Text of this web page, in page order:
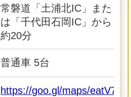
常磐道「土浦北IC」また
は「千代田石岡IC」から
約20分
普通車 5台
https://goo.gl/maps/